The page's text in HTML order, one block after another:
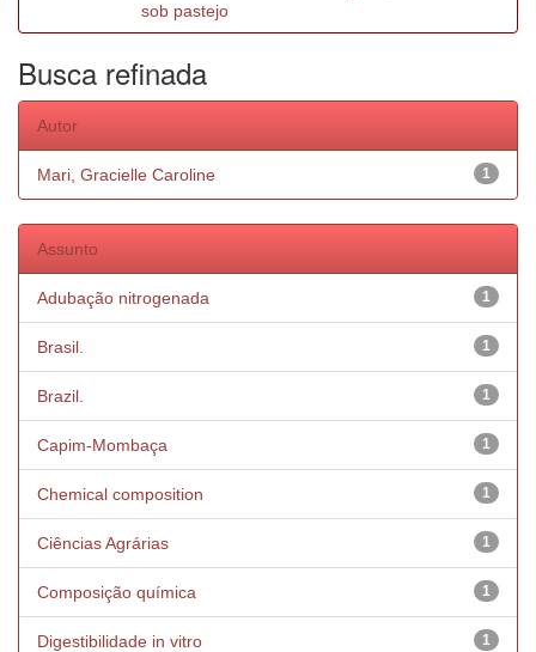
sob pastejo
Busca refinada
Autor
1
Mari, Gracielle Caroline
Assunto
1
Adubação nitrogenada
1
Brasil.
1
Brazil.
1
Capim-Mombaça
1
Chemical composition
1
Ciências Agrárias
1
Composição química
1
Digestibilidade in vitro